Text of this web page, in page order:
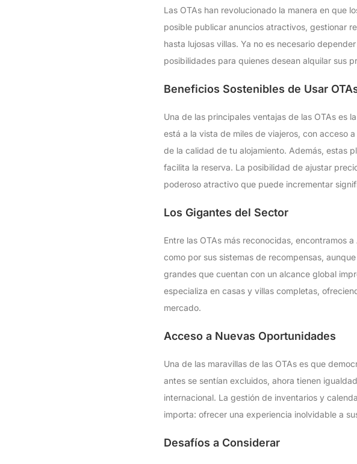
Las OTAs han revolucionado la manera en que
posible publicar anuncios atractivos, gestionar
hasta lujosas villas. Ya no es necesario
posibilidades para quienes desean alquilar sus
Beneficios Sostenibles de Usar
Una de las principales ventajas de las OTAs
está a la vista de miles de viajeros, con acceso
de la calidad de tu alojamiento. Además, estas
facilita la reserva. La posibilidad de ajustar
poderoso atractivo que puede incrementar
Los Gigantes del Sector
Entre las OTAs más reconocidas, encontramos a
como por sus sistemas de recompensas,
grandes que cuentan con un alcance global
especializa en casas y villas completas,
mercado.
Acceso a Nuevas Oportunidades
Una de las maravillas de las OTAs es que
antes se sentían excluidos, ahora tienen
internacional. La gestión de inventarios y
importa: ofrecer una experiencia inolvidable a
Desafíos a Considerar